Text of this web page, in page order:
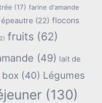
(17) farine d'amande
(22) flocons
fruits (62)
(49) lait de
box (40) Légumes
(130)